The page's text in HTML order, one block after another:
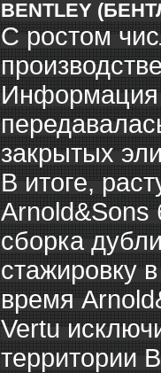
BENTLEY
С ростом
Информация
закрытых
В итоге,
Arnold&Sons
сборка
стажировку
время
Vertu
территории